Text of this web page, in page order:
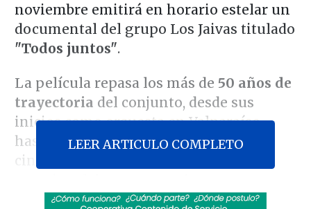
noviembre emitirá en horario estelar un
documental del grupo Los Jaivas titulado
"Todos juntos".
La película repasa los más de 50 años de
trayectoria del conjunto, desde sus
inicios como orquesta en Valparaíso
hasta su viajera formación actual. "La
cinta encarna la identidad cultural y
historia potente de esta banda de rock
LEER ARTICULO COMPLETO